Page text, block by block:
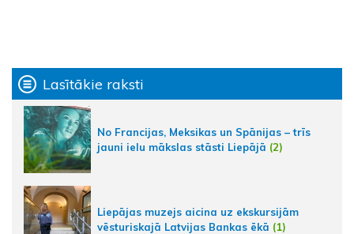
Lasītākie raksti
No Francijas, Meksikas un Spānijas – trīs
jauni ielu mākslas stāsti Liepājā (2)
Liepājas muzejs aicina uz ekskursijām
vēsturiskajā Latvijas Bankas ēkā (1)